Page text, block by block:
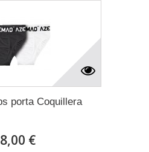
porta Coquillera
€